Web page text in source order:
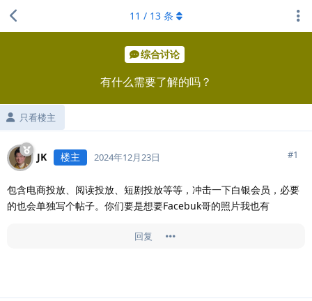
综合讨论
有什么需要了解的吗？
只看楼主
11 / 13 条
JK 楼主 2024年12月23日 #1
包含电商投放、阅读投放、短剧投放等等，冲击一下白银会员，必要
的也会单独写个帖子。你们要是想要Facebuk哥的照片我也有
回复